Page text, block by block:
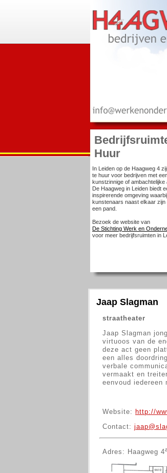
Huur
In Leiden op de Haagweg 4
te huur voor bedrijven met
kunstzinnige of ambachtelijke
De Haagweg in Leiden biedt
inspirerende omgeving
kunstenaars naast elkaar zijn
een pand.
Bezoek de website van
De Stichting Werk en
voor meer bedrijfsruimten in
Jaap Slagman
straatheater
Jaap Slagman
virtuoos van de
deze act geen
een alles
verbale
vermaakt en
eenvoud iedereen
Website: http://
Contact:
Adres: Haagweg 4